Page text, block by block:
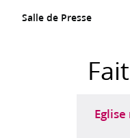
Salle de Presse